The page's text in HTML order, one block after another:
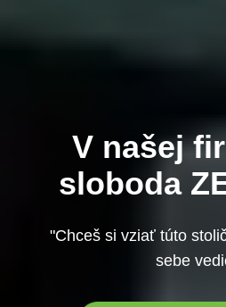
V našej
sloboda
"Chceš si vziať túto
sebe